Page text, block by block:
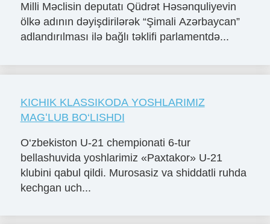
Milli Məclisin deputatı Qüdrət Həsənquliyevin
ölkə adının dəyişdirilərək “Şimali Azərbaycan”
adlandırılması ilə bağlı təklifi parlamentdə...
KICHIK KLASSIKODA YOSHLARIMIZ
MAGʻLUB BO‘LISHDI
O‘zbekiston U-21 chempionati 6-tur
bellashuvida yoshlarimiz «Paxtakor» U-21
klubini qabul qildi. Murosasiz va shiddatli ruhda
kechgan uch...